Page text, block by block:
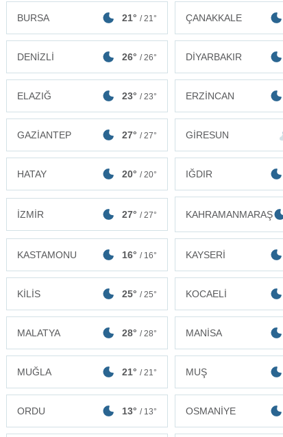
BURSA 21° / 21° ÇANAKKALE
DENİZLİ 26° / 26° DİYARBAKIR
ELAZIĞ 23° / 23° ERZİNCAN
GAZİANTEP 27° / 27° GİRESUN
HATAY 20° / 20° IĞDIR
İZMİR 27° / 27° KAHRAMANMARAŞ
KASTAMONU 16° / 16° KAYSERİ
KİLİS 25° / 25° KOCAELİ
MALATYA 28° / 28° MANİSA
MUĞLA 21° / 21° MUŞ
ORDU 13° / 13° OSMANİYE